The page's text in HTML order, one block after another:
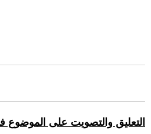
التعليق والتصويت على الموضوع